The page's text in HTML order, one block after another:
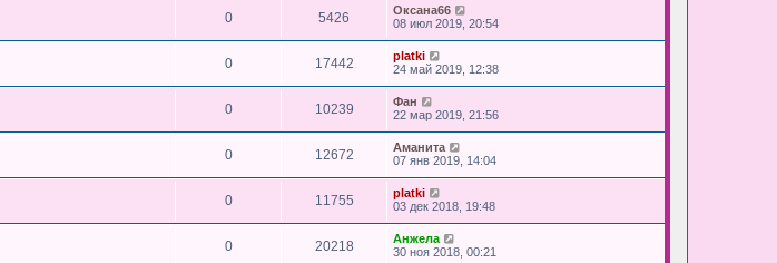
0 5426
Оксана66
08 июл 2019, 20:54
0 17442
platki
24 май 2019, 12:38
0 10239
Фан
22 мар 2019, 21:56
0 12672
Аманита
07 янв 2019, 14:04
0 11755
platki
03 дек 2018, 19:48
0 20218
Анжела
30 ноя 2018, 00:21